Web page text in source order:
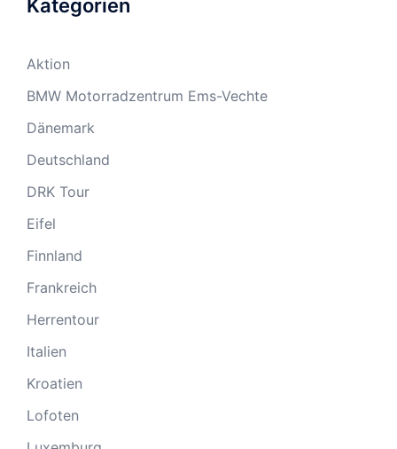
Kategorien
Aktion
BMW Motorradzentrum Ems-Vechte
Dänemark
Deutschland
DRK Tour
Eifel
Finnland
Frankreich
Herrentour
Italien
Kroatien
Lofoten